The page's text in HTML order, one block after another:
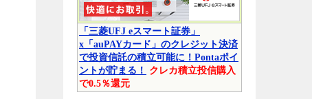
「三菱UFJ eスマート証券」
x「auPAYカード」のクレジット決済
で投資信託の積立可能に！Pontaポイ
ントが貯まる！
クレカ積立投信購入
で0.5％還元